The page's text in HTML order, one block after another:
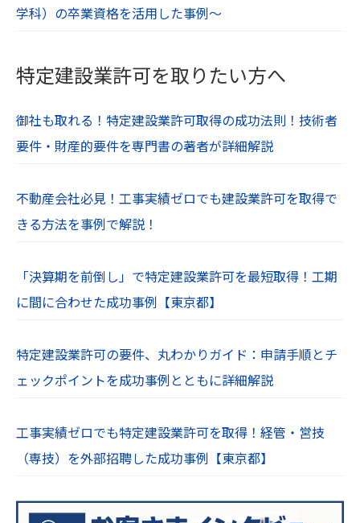
学科）の卒業資格を活用した事例～
特定建設業許可を取りたい方へ
御社も取れる！特定建設業許可取得の成功法則！技術者
要件・財産的要件を専門書の著者が詳細解説
不動産会社必見！工事実績ゼロでも建設業許可を取得で
きる方法を事例で解説！
「決算期を前倒し」で特定建設業許可を最短取得！工期
に間に合わせた成功事例【東京都】
特定建設業許可の要件、丸わかりガイド：申請手順とチ
ェックポイントを成功事例とともに詳細解説
工事実績ゼロでも特定建設業許可を取得！経管・営技
（専技）を外部招聘した成功事例【東京都】